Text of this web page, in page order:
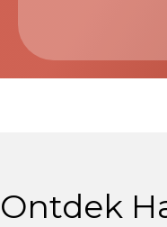
Ontdek